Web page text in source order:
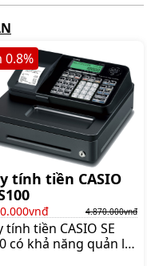
tính tiền CASIO
4.870.000vnđ
tính tiền CASIO SE
có khả năng quản lý
0.8%